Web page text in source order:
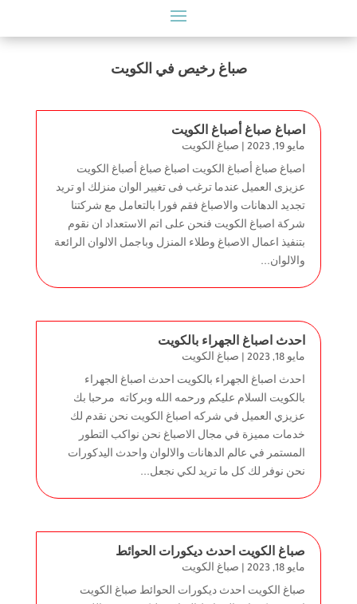
صباغ رخيص في الكويت
اصباغ صباغ أصباغ الكويت
مايو 19, 2023 | صباغ الكويت
اصباغ صباغ أصباغ الكويت اصباغ صباغ أصباغ الكويت
عزيزى العميل عندما ترغب فى تغيير الوان منزلك او تريد
تجديد الدهانات والاصباغ فقم فورا بالتعامل مع شركتنا
شركة اصباغ الكويت فنحن على اتم الاستعداد ان نقوم
بتنفيذ اعمال الاصباغ وطلاء المنزل وباجمل الالوان الرائعة
والالوان...
احدث اصباغ الجهراء بالكويت
مايو 18, 2023 | صباغ الكويت
احدث اصباغ الجهراء بالكويت احدث اصباغ الجهراء
بالكويت السلام عليكم ورحمه الله وبركاته مرحبا بك
عزيزي العميل في شركه اصباغ الكويت نحن نقدم لك
خدمات مميزة في مجال الاصباغ نحن نواكب التطور
المستمر في عالم الدهانات والالوان واحدث اليدكورات
نحن نوفر لك كل ما تريد لكي نجعل...
صباغ الكويت احدث ديكورات الحوائط
مايو 18, 2023 | صباغ الكويت
صباغ الكويت احدث ديكورات الحوائط صباغ الكويت